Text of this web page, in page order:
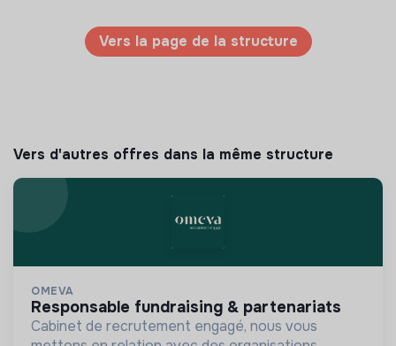
Vers la page de la structure
Vers d'autres offres dans la même structure
OMEVA
responsable fundraising & partenariats
Cabinet de recrutement engagé, nous vous